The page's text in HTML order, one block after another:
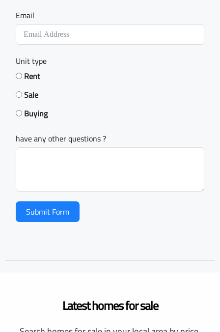
Email
Unit type
Rent
Sale
Buying
have any other questions ?
Submit Form
Latest homes for sale